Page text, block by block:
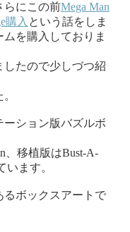
らにこの前Mega Man
購入 という話をしま
を購入しておりま
たので少しづつ紹
ション版バズルボ
、移植版はBust-A-
います。
るボックスアートで